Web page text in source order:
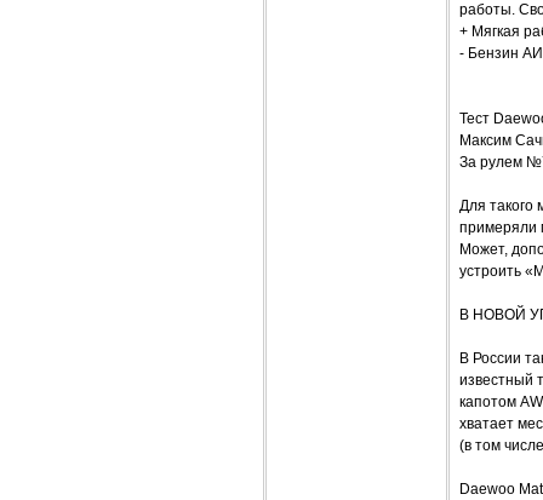
работы.
+ Мягкая
- Бензин
Тест
Максим
За рулем
Для такого
примеряли
Может,
устроить
В НОВОЙ
В России
известный
капотом
хватает
(в том
Daewoo